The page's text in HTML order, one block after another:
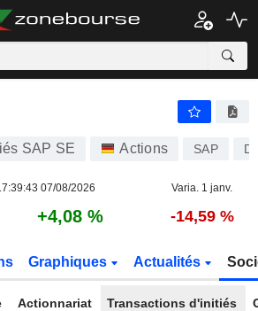
SAP SE Actions SAP
07/08/2026 Varia. 1 janv.
+4,08 % -14,59 %
Graphiques Actualités
Actionnariat Transactions d'initiés